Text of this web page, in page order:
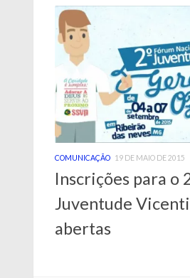
COMUNICAÇÃO 19 DE MAIO DE 2015
Inscrições para o
Juventude
abertas